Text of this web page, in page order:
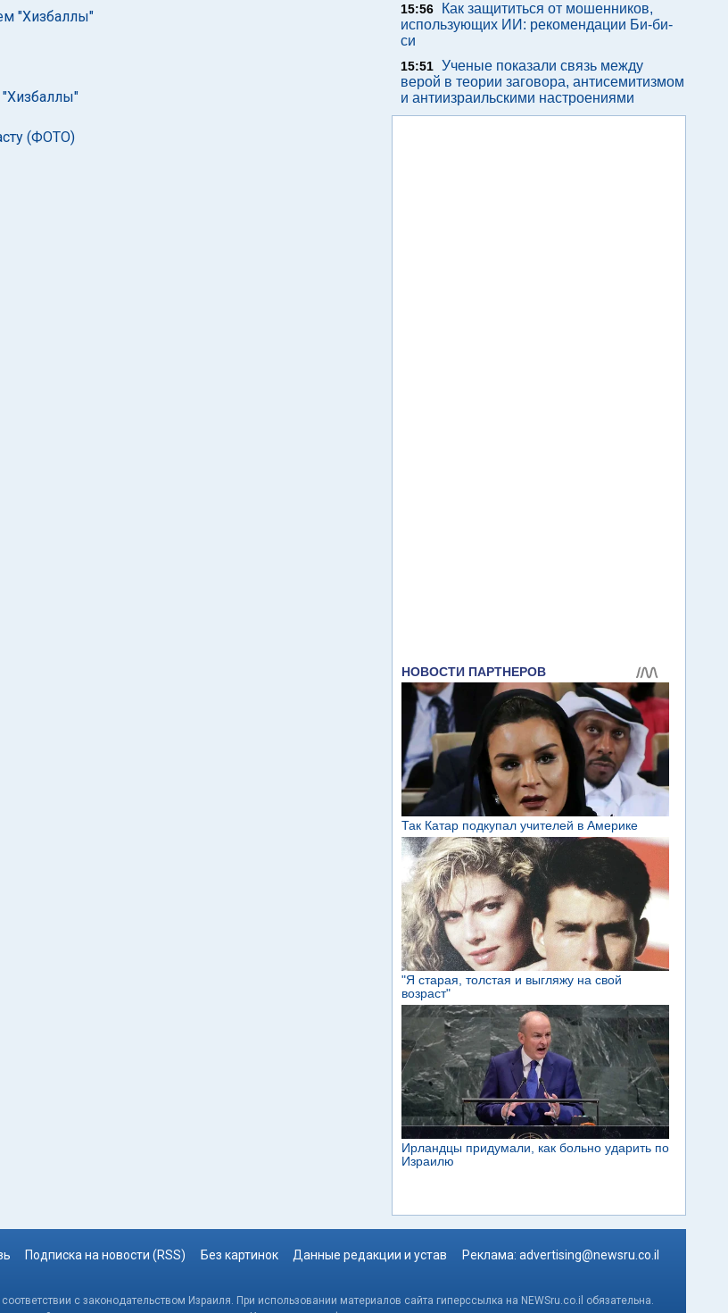
"Хизбаллы"
(ФОТО)
15:56
Как защититься от мошенников,
использующих ИИ: рекомендации Би-би-
си
15:51 Ученые показали связь между
верой в теории заговора, антисемитизмом
и антиизраильскими настроениями
Подписка на новости (RSS) Без картинок Данные редакции и устав Реклама: advertising@newsru.co.il
с законодательством Израиля. При использовании материалов сайта гиперссылка на NEWSru.co.il обязательна.